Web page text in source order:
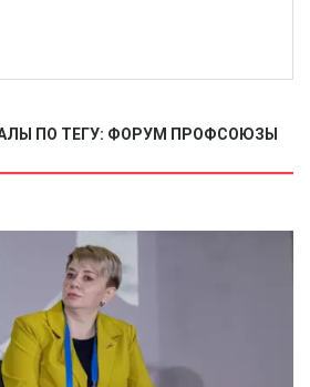
ПО ТЕГУ: ФОРУМ ПРОФСОЮЗЫ